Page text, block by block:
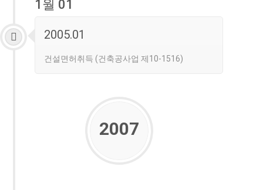
1월 01
2005.01
건설면허취득 (건축공사업 제10-1516)
2007